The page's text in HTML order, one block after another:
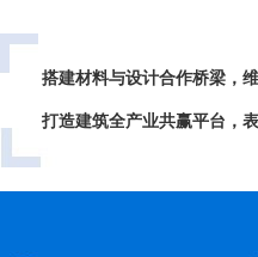
搭建材料与设计合作桥梁 ，
打造建筑全产业共赢平台，